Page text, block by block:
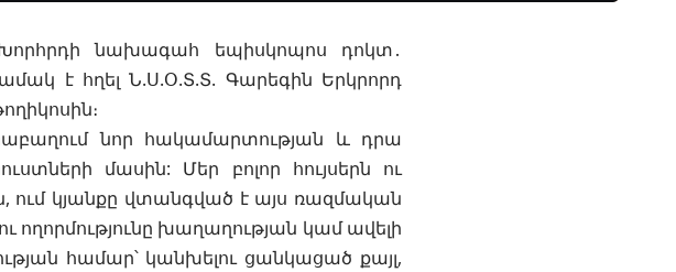
նախագահ եպիսկոպոս դոկտ․
է հղել Ն.Ս.Օ.Տ.Տ. Գարեգին Երկրորդ
։
նոր հակամարտության և դրա
մասին: Մեր բոլոր հույսերն ու
ում կյանքը վտանգված է այս ռազմական
ողորմությունը խաղաղության կամ ավելի
համար՝ կանխելու ցանկացած քայլ,